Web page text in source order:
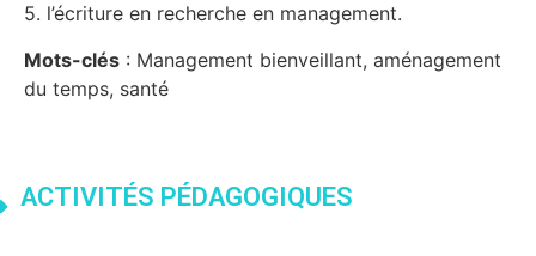
5. l’écriture en recherche en management.
Mots-clés : Management bienveillant, aménagement
du temps, santé
ACTIVITÉS PÉDAGOGIQUES